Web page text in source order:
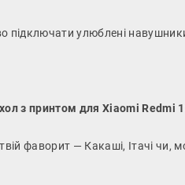
улюблені
з принтом для Xiaomi Redmi
фаворит — Какаші, Ітачі чи,